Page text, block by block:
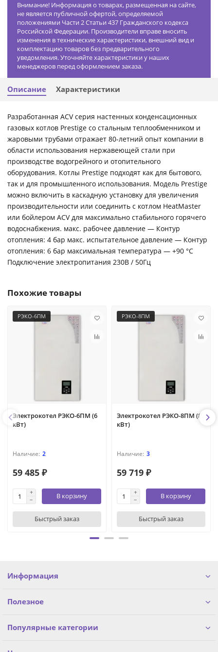
Внимание! Информация о товарах, размещенная на сайте,
не является публичной офертой, определяемой
положениями Части 2 Статьи 437 Гражданского кодекса
Российской Федерации. Производители вправе вносить
изменения в технические характеристики, внешний вид и
комплектацию товаров без предварительного
уведомления. Уточняйте характеристики у наших
менеджеров перед оформлением заказа.
Описание Характеристики
Разработанная ACV серия настенных конденсационных
газовых котлов Prestige со стальным теплообменником и
жаровыми трубами отражает 80-летний опыт компании в
области использования нержавеющей стали при
производстве водогрейного и отопительного
оборудования. Котлы Prestige подходят как для бытового,
так и для промышленного использования. Модель Prestige
можно включить в каскадную установку для увеличения
производительности или соединить с котлом HeatMaster
или бойлером ACV для максимально стабильного горячего
водоснабжения. макс. рабочее давление — Контур
отопления: 4 бар макс. испытательное давление — Контур
отопления: 6 бар максимальная температура — +90 °C
Подключение электропитания 230В / 50Гц
Похожие товары
РЭКО-6ПМ
Электрокотел РЭКО-6ПМ (6
кВт)
2
59 485 ₽
В корзину
Быстрый заказ
РЭКО-8ПМ
Электрокотел РЭКО-8ПМ (8
кВт)
3
59 719 ₽
В корзину
Быстрый заказ
Информация
Полезное
Популярные категории